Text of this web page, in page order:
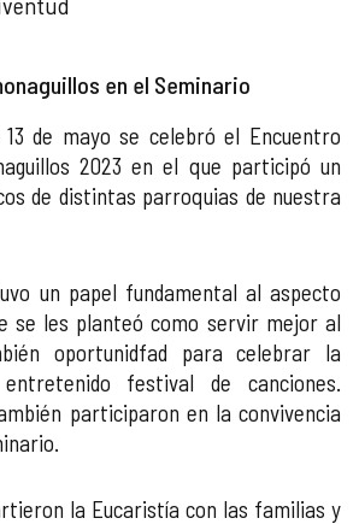
en el Seminario
13 de mayo se celebró el Encuentro
2023 en el que participó un
de distintas parroquias de nuestra
un papel fundamental al aspecto
se les planteó como servir mejor al
oportunidfad para celebrar la
festival de canciones.
participaron en la convivencia
la Eucaristía con las familias y